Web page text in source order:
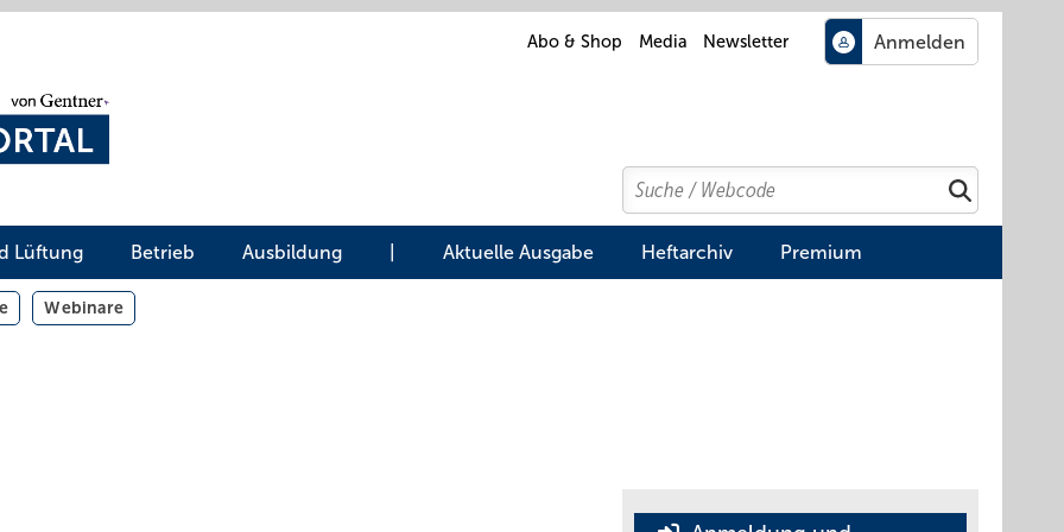
Abo & Shop Media Newsletter
Search
Suchen
Lüftung Betrieb Ausbildung Aktuelle Ausgabe Heftarchiv Premium
Webinare